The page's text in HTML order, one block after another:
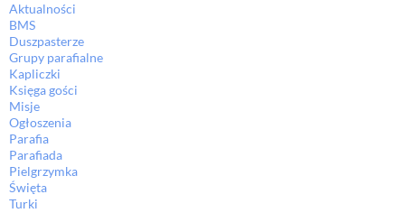
Aktualności
BMS
Duszpasterze
Grupy parafialne
Kapliczki
Księga gości
Misje
Ogłoszenia
Parafia
Parafiada
Pielgrzymka
Święta
Turki